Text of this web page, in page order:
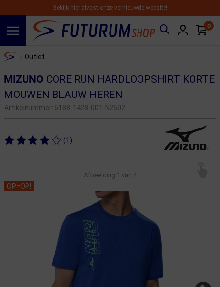
Bekijk hier alvast onze vernieuwde website!
0
Home Outlet
MIZUNO CORE RUN HARDLOOPSHIRT KORTE
MOUWEN BLAUW HEREN
Artikelnummer: 6188-1428-001-N2502
(1)
Afbeelding 1 van 4
OP=OP!